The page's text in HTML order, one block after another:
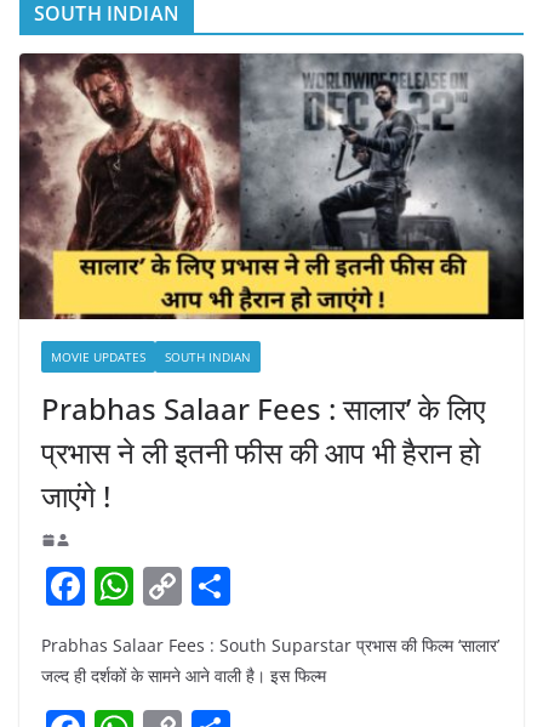
SOUTH INDIAN
MOVIE UPDATES SOUTH INDIAN
Prabhas Salaar Fees : सालार’ के लिए
प्रभास ने ली इतनी फीस की आप भी हैरान हो
जाएंगे !
F
c
e
W
at
s
C
p
y
ar
Prabhas Salaar Fees : South Suparstar प्रभास की फिल्म ‘सालार’
जल्द ही दर्शकों के सामने आने वाली है। इस फिल्म